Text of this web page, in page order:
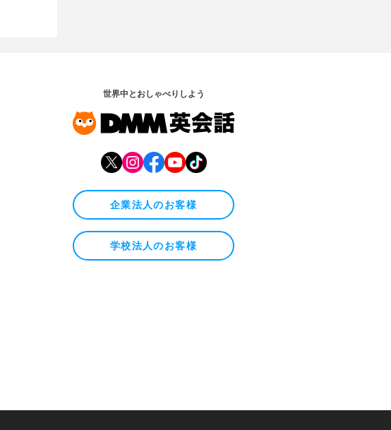
世界中とおしゃべりしよう
企業法人のお客様
学校法人のお客様